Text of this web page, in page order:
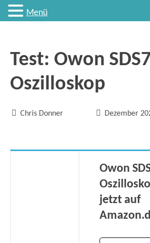
Test: Owon
Oszilloskop
 Chris Donner  Dezember
Owon
jetzt auf
Menü